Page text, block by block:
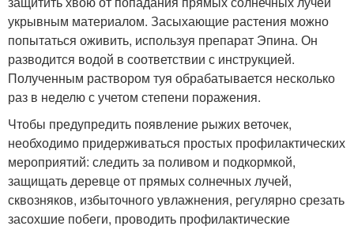
укрывным материалом. Засыхающие растения можно
попытаться оживить, используя препарат Эпина. Он
разводится водой в соответствии с инструкцией.
Полученным раствором туя обрабатывается несколько
раз в неделю с учетом степени поражения.
Чтобы предупредить появление рыжих веточек,
необходимо придерживаться простых профилактических
мероприятий: следить за поливом и подкормкой,
защищать деревце от прямых солнечных лучей,
сквозняков, избыточного увлажнения, регулярно срезать
засохшие побеги, проводить профилактические